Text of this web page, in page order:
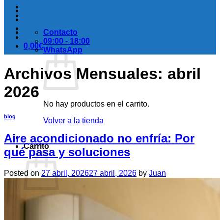
0,00€
No hay productos en el carrito.
Volver a la tienda
Carrito
No hay productos en el carrito.
Contacto
09:00 - 18:00
WhatsApp
Archivos Mensuales: abril
2026
blog
Aire acondicionado no enfría: Por
qué pasa y soluciones
Posted on 27 abril, 202627 abril, 2026 by Juan